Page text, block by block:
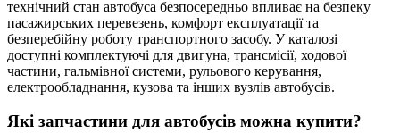
технічний стан автобуса безпосередньо впливає на безпеку
пасажирських перевезень, комфорт експлуатації та
безперебійну роботу транспортного засобу. У каталозі
доступні комплектуючі для двигуна, трансмісії, ходової
частини, гальмівної системи, рульового керування,
електрообладнання, кузова та інших вузлів автобусів.
Які запчастини для автобусів можна купити?